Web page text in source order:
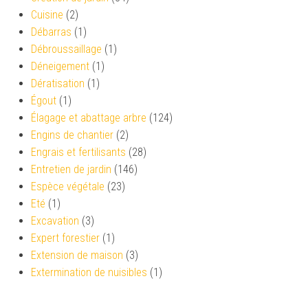
Cuisine (2)
Débarras (1)
Débroussaillage (1)
Déneigement (1)
Dératisation (1)
Égout (1)
Élagage et abattage arbre (124)
Engins de chantier (2)
Engrais et fertilisants (28)
Entretien de jardin (146)
Espèce végétale (23)
Eté (1)
Excavation (3)
Expert forestier (1)
Extension de maison (3)
Extermination de nuisibles (1)